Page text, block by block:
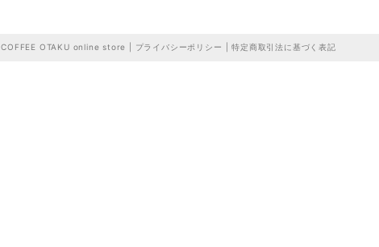
COFFEE OTAKU online store | プライバシーポリシー |特定商取引法に基づく表記